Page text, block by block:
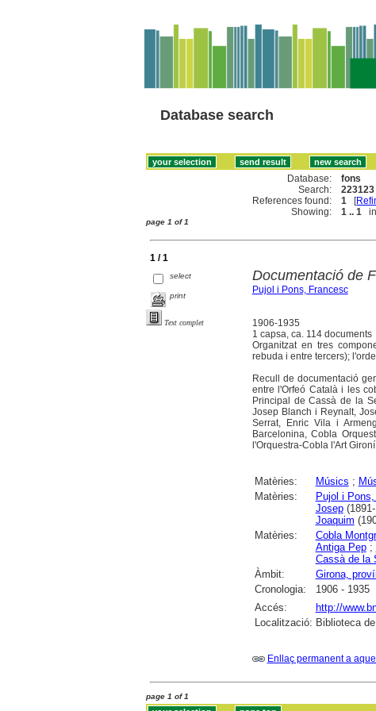
Database search
Database:
fons
Search:
References found:
1 [
Showing:
1 .. 1
page 1 of 1
1 / 1
select
print
Text complet
Documentació de
Pujol i Pons, Francesc
1906-1935
1 capsa, ca. 114 documents
Organitzat en tres
rebuda i entre tercers);
Recull de documentació
entre l'Orfeó Català i les
Principal de Cassà de la
Josep Blanch i Reynalt,
Serrat, Enric Vila i
Barcelonina, Cobla
l'Orquestra-Cobla l'Art
Matèries: Músics ;
Matèries:
Pujol i
Josep(1891-
Joaquim
Matèries:
Cobla
Antiga Pep;
Cassà de la
Àmbit:
Girona,
Cronologia:
1906 - 1935
Accés:
http://
Localització: Biblioteca
Enllaç permanent a
page 1 of 1